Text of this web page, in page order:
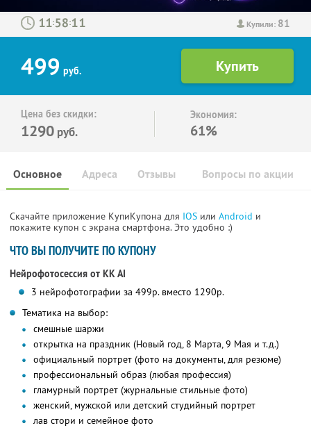
Купили: 81
: :
499 руб.
Цена без скидки:
1290 руб.
Экономия:
61%
Основное Отзывы Вопросы по акции
Адреса
Скачайте приложение КупиКупона для IOS или Android и
покажите купон с экрана смартфона. Это удобно :)
ЧТО ВЫ ПОЛУЧИТЕ ПО КУПОНУ
Нейрофотосессия от KK AI
3 нейрофотографии за 499р. вместо 1290р.
Тематика на выбор:
смешные шаржи
открытка на праздник (Новый год, 8 Марта, 9 Мая и т.д.)
официальный портрет (фото на документы, для резюме)
профессиональный образ (любая профессия)
гламурный портрет (журнальные стильные фото)
женский, мужской или детский студийный портрет
лав стори и семейное фото